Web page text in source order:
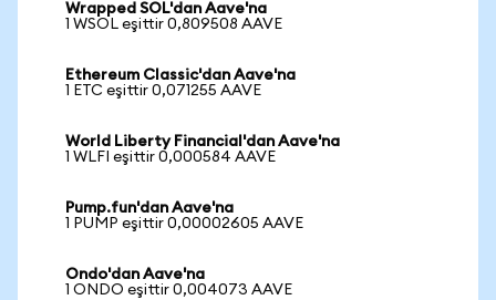
Wrapped SOL'dan Aave'na
1 WSOL eşittir 0,809508 AAVE
Ethereum Classic'dan Aave'na
1 ETC eşittir 0,071255 AAVE
World Liberty Financial'dan Aave'na
1 WLFI eşittir 0,000584 AAVE
Pump.fun'dan Aave'na
1 PUMP eşittir 0,00002605 AAVE
Ondo'dan Aave'na
1 ONDO eşittir 0,004073 AAVE